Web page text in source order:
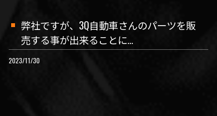
弊社ですが、3Q自動車さんのパーツを販
売する事が出来ることに...
2023/11/30